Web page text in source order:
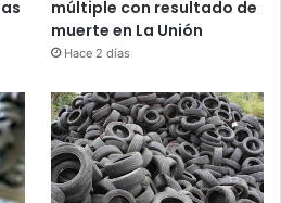
múltiple con resultado de
muerte en La Unión
Hace 2 días